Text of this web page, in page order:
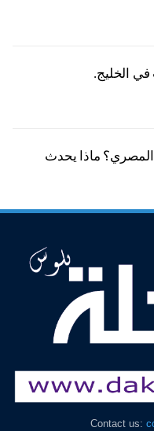
الخليج.
المصري؟ ماذا يحدث
Contact us: